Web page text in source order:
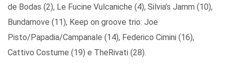
de Bodas (2), Le Fucine Vulcaniche (4), Silvia’s Jamm (10),
Bundamove (11), Keep on groove trio: Joe
Pisto/Papadia/Campanale (14), Federico Cimini (16),
Cattivo Costume (19) e TheRivati (28).